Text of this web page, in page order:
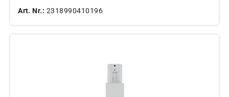
Art. Nr.: 2318990410196